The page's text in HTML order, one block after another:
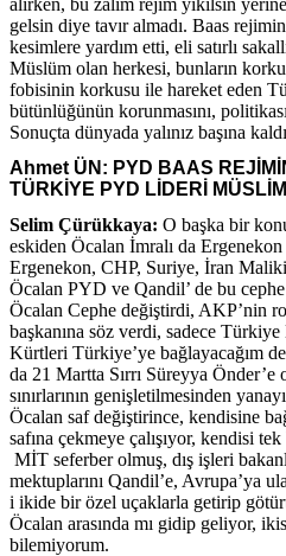
gelsin diye tavır almadı. Baas
kesimlere yardım etti, eli satırlı
Müslüm olan herkesi, bunların
fobisinin korkusu ile hareket eden
bütünlüğünün korunmasını,
Sonuçta dünyada yalınız başına
Ahmet ÜN: PYD BAAS
TÜRKİYE PYD LİDERİ
Selim Çürükkaya: O başka bir
eskiden Öcalan İmralı da
Ergenekon, CHP, Suriye, İran
Öcalan PYD ve Qandil’ de bu
Öcalan Cephe değiştirdi, AKP’nin
başkanına söz verdi, sadece
Kürtleri Türkiye’ye bağlayacağım
da 21 Martta Sırrı Süreyya
sınırlarının genişletilmesinden
Öcalan saf değiştirince, kendisine
safına çekmeye çalışıyor, kendisi
MİT seferber olmuş, dış işleri
mektuplarını Qandil’e, Avrupa’ya
i ikide bir özel uçaklarla getirip
Öcalan arasında mı gidip geliyor,
bilemiyorum.